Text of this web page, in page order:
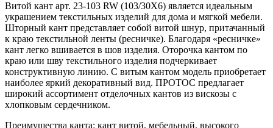
Витой кант арт. 23-103 RW (103/30X6) является идеальным
украшением текстильных изделий для дома и мягкой мебели.
Шторный кант представляет собой витой шнур, притачанный
к краю текстильной ленты (ресничке). Благодаря «ресничке»
кант легко вшивается в шов изделия. Оторочка кантом по
краю или шву текстильного изделия подчеркивает
конструктивную линию. С витым кантом модель приобретает
наиболее яркий декоративный вид. ПРОТОС предлагает
широкий ассортимент отделочных кантов из вискозы с
хлопковым сердечником.
Преимущества канта: кант витой, мебельный, высокого